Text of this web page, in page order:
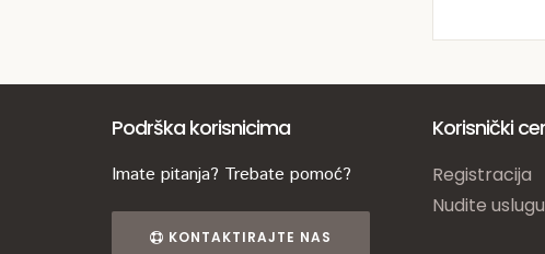
Podrška korisnicima
Imate pitanja? Trebate pomoć?
KONTAKTIRAJTE NAS
Korisnički
Registracija
Nudite